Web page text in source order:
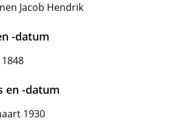
Jacob Hendrik
-datum
en -datum
1930